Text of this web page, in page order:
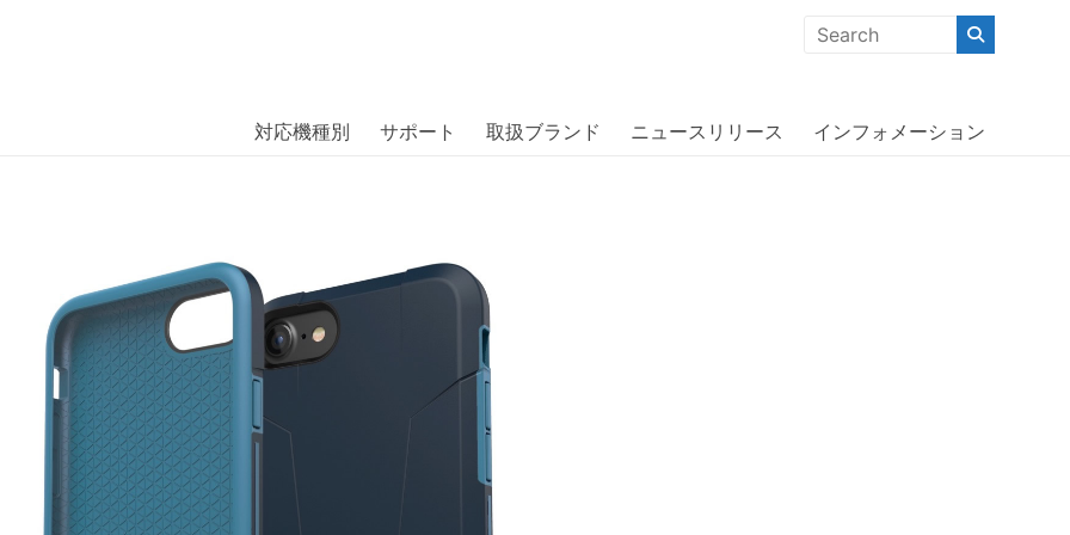
には、日本では珍しい「海外ブランド」をはじめ「ユニークな商品」「機能的な商品」「コストパフォーマンスの高い商
対応機種別 サポート 取扱ブランド ニュースリリース インフォメーション